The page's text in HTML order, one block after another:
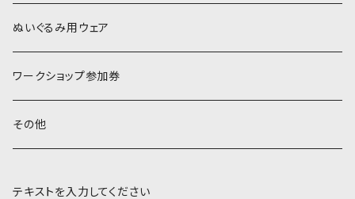
COSMO 25番刺しゅう糸
ぬいぐるみ用ウェア
ワークショップ参加券
その他
テキストを入力してください